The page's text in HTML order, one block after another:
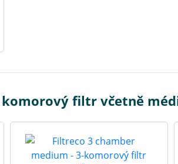
filtr včetně